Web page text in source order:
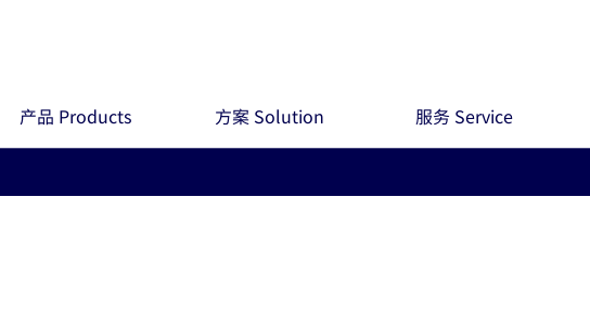
产品 Products 方案 Solution 服务 Service